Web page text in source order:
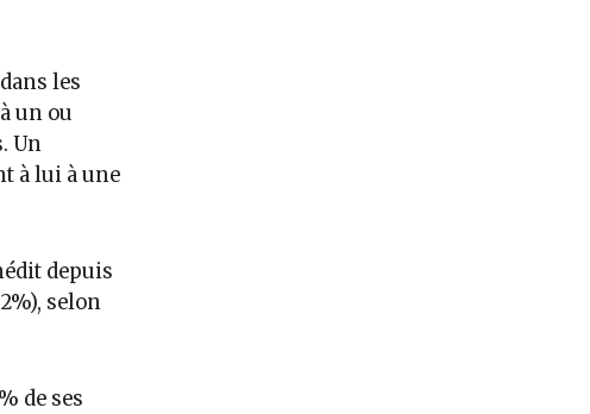
les
un ou
Un
à lui à une
depuis
selon
de ses